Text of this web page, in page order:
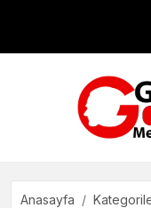
Teknoloji
Anasayfa